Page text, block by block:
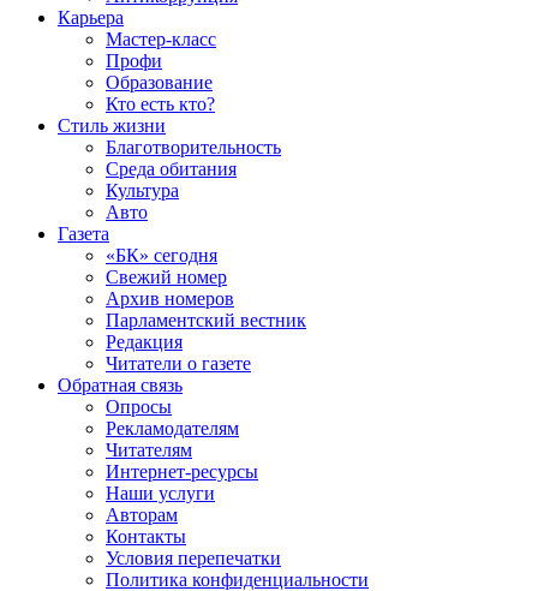
Карьера
Мастер-класс
Профи
Образование
Кто есть кто?
Стиль жизни
Благотворительность
Среда обитания
Культура
Авто
Газета
«БК» сегодня
Свежий номер
Архив номеров
Парламентский вестник
Редакция
Читатели о газете
Обратная связь
Опросы
Рекламодателям
Читателям
Интернет-ресурсы
Наши услуги
Авторам
Контакты
Условия перепечатки
Политика конфиденциальности